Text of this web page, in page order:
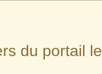
du portail